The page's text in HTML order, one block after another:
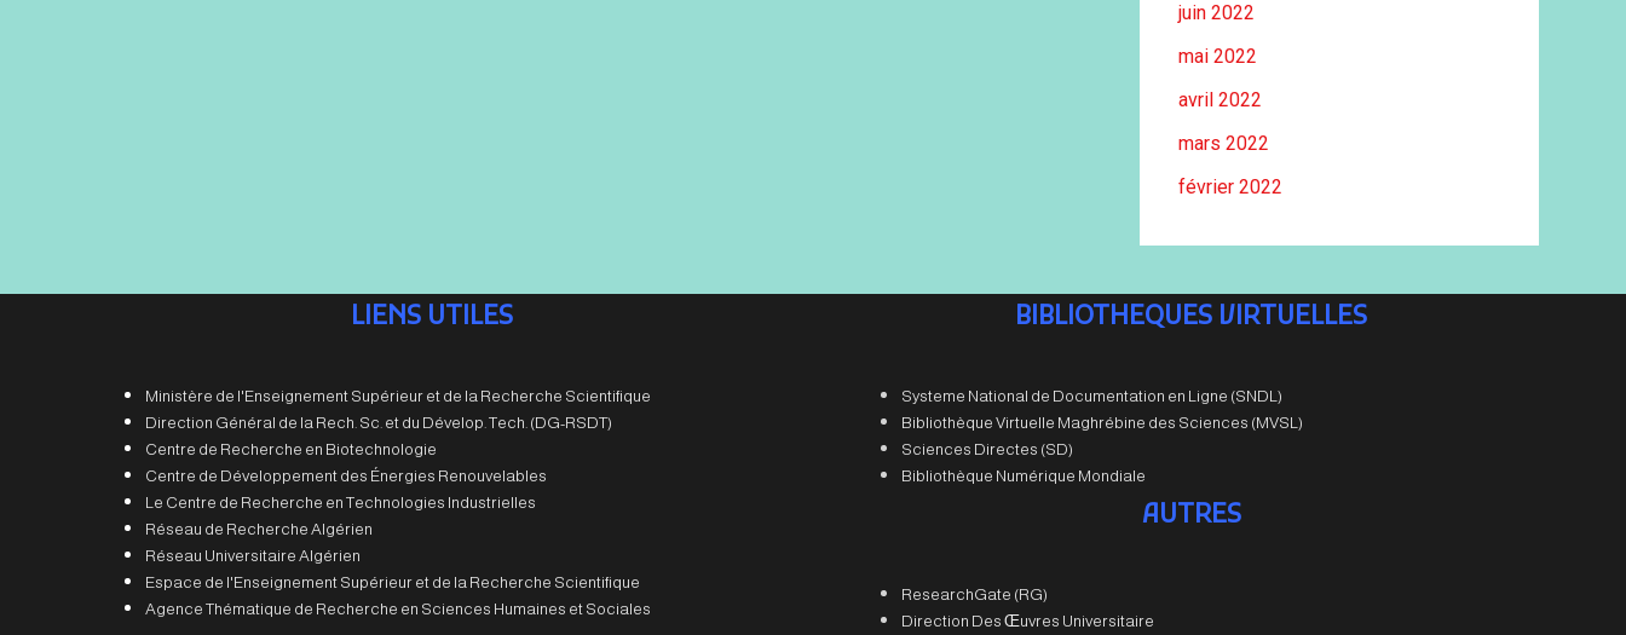
juin 2022
mai 2022
avril 2022
mars 2022
février 2022
LIENS UTILES
Ministère de l'Enseignement Supérieur et de la Recherche Scientifique
Direction Général de la Rech. Sc. et du Dévelop. Tech. (DG-RSDT)
Centre de Recherche en Biotechnologie
Centre de Développement des Énergies Renouvelables
Le Centre de Recherche en Technologies Industrielles
Réseau de Recherche Algérien
Réseau Universitaire Algérien
Espace de l'Enseignement Supérieur et de la Recherche Scientifique
Agence Thématique de Recherche en Sciences Humaines et Sociales
BIBLIOTHEQUES VIRTUELLES
Systeme National de Documentation en Ligne (SNDL)
Bibliothèque Virtuelle Maghrébine des Sciences (MVSL)
Sciences Directes (SD)
Bibliothèque Numérique Mondiale
AUTRES
ResearchGate (RG)
Direction Des Œuvres Universitaire